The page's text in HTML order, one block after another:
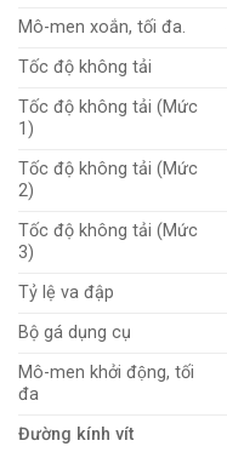
Mô-men xoắn, tối đa.
Tốc độ không tải
Tốc độ không tải (Mức
1)
Tốc độ không tải (Mức
2)
Tốc độ không tải (Mức
3)
Tỷ lệ va đập
Bộ gá dụng cụ
Mô-men khởi động, tối
đa
Đường kính vít